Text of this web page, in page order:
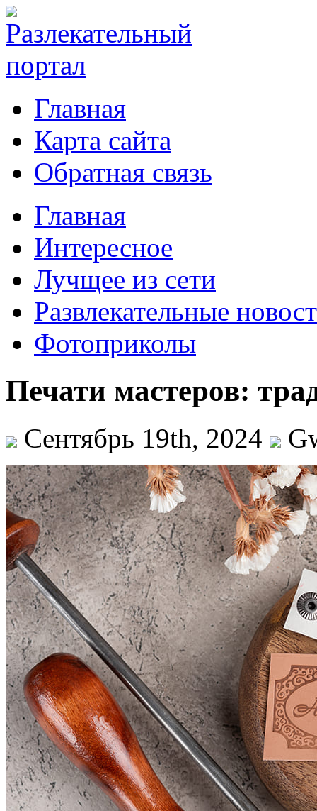
Главная
Карта сайта
Обратная связь
Главная
Интересное
Лучщее из сети
Развлекательные
Фотоприколы
Печати мастеров:
Сентябрь 19th, 2024